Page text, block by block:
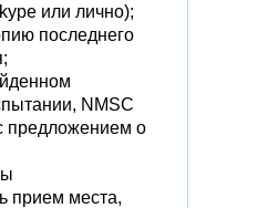
или лично);
последнего
NMSC
предложением о
прием места,